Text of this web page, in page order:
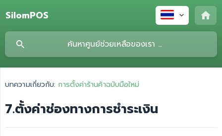
SilomPOS
บทความเกี่ยวกับ: การตั้งค่าร้านค้าฉบับมือใหม่
7.ตั้งค่าช่องทางการชำระเงิน